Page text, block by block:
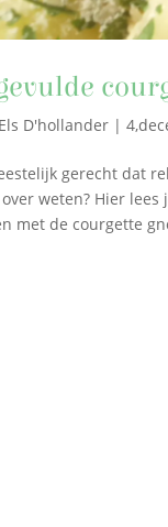
Els D'hollander |
gerecht dat
weten? Hier
met de courgette